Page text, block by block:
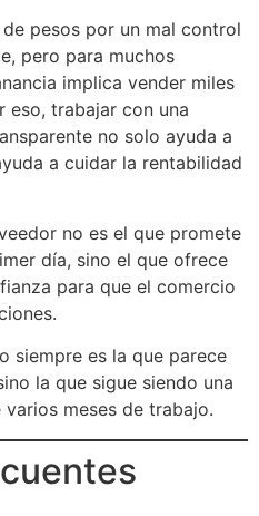
pesos por un mal control
pero para muchos
implica vender miles
eso, trabajar con una
no solo ayuda a
a cuidar la rentabilidad
no es el que promete
día, sino el que ofrece
para que el comercio
siempre es la que parece
la que sigue siendo una
meses de trabajo.